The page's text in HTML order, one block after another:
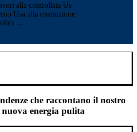
alla controllata Us
Usa alla costruzione
...
che raccontano il nostro
energia pulita